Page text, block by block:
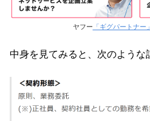
ヤフー 「ギグパートナー
中身を見てみると、次のような